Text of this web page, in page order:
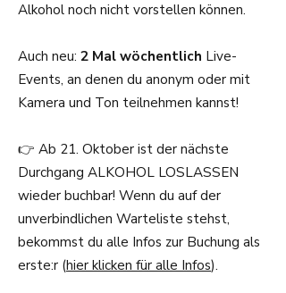
Alkohol noch nicht vorstellen können.
Auch neu: 2 Mal wöchentlich Live-
Events, an denen du anonym oder mit
Kamera und Ton teilnehmen kannst!
👉 Ab 21. Oktober ist der nächste
Durchgang ALKOHOL LOSLASSEN
wieder buchbar! Wenn du auf der
unverbindlichen Warteliste stehst,
bekommst du alle Infos zur Buchung als
erste:r (hier klicken für alle Infos).